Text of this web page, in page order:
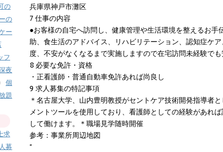
兵庫県神戸市灘区
7 仕事の内容
●お客様の自宅へ訪問し、健康管理や生活環境を整えるお
助、食生活のアドバイス、リハビリテーション、認知症ケ
度、不安がなくなるまで実施しますので在宅訪問未経験でも
8 必要な免許・資格
・正看護師・普通自動車免許あれば尚良し
9 求人募集の特記事項
＊名古屋大学、山内豊明教授がセントケア技術開発指導者
メントツールを使用しており、看護師としての経験があれ
して働けます。＊職場見学随時開催
参考：事業所周辺地図
"
の
の
ー
フ
夜
個
題
求
募